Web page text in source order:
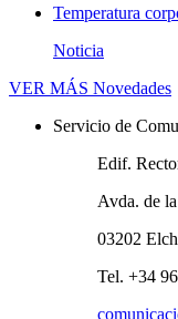
Temperatura
Noticia
VER MÁS Novedades
Servicio de
Edif.
Avda. de
03202
Tel. +34